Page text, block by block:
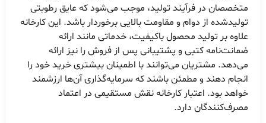
متخصصان در فرآیند تولید، موجب می‌شود که عایق رطوبتی
تولیدشده از دوام و مقاومت بالایی برخوردار باشد. این کارخانه
علاوه بر تولید محصول باکیفیت، خدماتی مانند ارائه
ضمانت‌نامه کتبی و پشتیبانی پس از فروش را نیز ارائه
می‌دهد. مشتریان می‌توانند با اطمینان بیشتری خرید خود را
انجام دهند و مطمئن باشند که سرمایه‌گذاری آن‌ها ارزشمند
خواهد بود. اعتبار کارخانه نقش مستقیمی در اعتماد
مصرف‌کنندگان دارد.